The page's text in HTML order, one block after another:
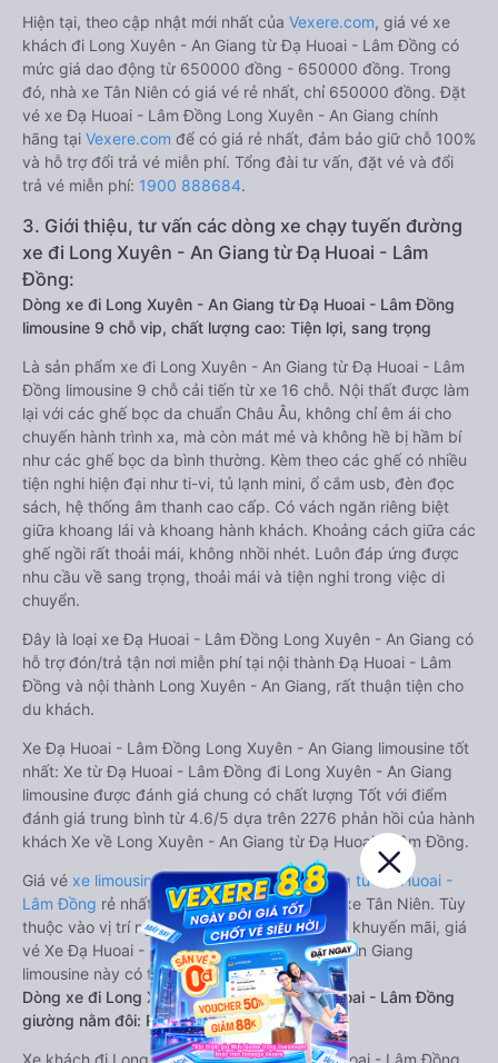
Hiện tại, theo cập nhật mới nhất của Vexere.com, giá vé xe
khách đi Long Xuyên - An Giang từ Đạ Huoai - Lâm Đồng có
mức giá dao động từ 650000 đồng - 650000 đồng. Trong
đó, nhà xe Tân Niên có giá vé rẻ nhất, chỉ 650000 đồng. Đặt
vé xe Đạ Huoai - Lâm Đồng Long Xuyên - An Giang chính
hãng tại Vexere.com để có giá rẻ nhất, đảm bảo giữ chỗ 100%
và hỗ trợ đổi trả vé miễn phí. Tổng đài tư vấn, đặt vé và đổi
trả vé miễn phí: 1900 888684.
3. Giới thiệu, tư vấn các dòng xe chạy tuyến đường
xe đi Long Xuyên - An Giang từ Đạ Huoai - Lâm
Đồng:
Dòng xe đi Long Xuyên - An Giang từ Đạ Huoai - Lâm Đồng
limousine 9 chỗ vip, chất lượng cao: Tiện lợi, sang trọng
Là sản phẩm xe đi Long Xuyên - An Giang từ Đạ Huoai - Lâm
Đồng limousine 9 chỗ cải tiến từ xe 16 chỗ. Nội thất được làm
lại với các ghế bọc da chuẩn Châu Âu, không chỉ êm ái cho
chuyến hành trình xa, mà còn mát mẻ và không hề bị hầm bí
như các ghế bọc da bình thường. Kèm theo các ghế có nhiều
tiện nghi hiện đại như ti-vi, tủ lạnh mini, ổ cắm usb, đèn đọc
sách, hệ thống âm thanh cao cấp. Có vách ngăn riêng biệt
giữa khoang lái và khoang hành khách. Khoảng cách giữa các
ghế ngồi rất thoải mái, không nhồi nhét. Luôn đáp ứng được
nhu cầu về sang trọng, thoải mái và tiện nghi trong việc di
chuyển.
Đây là loại xe Đạ Huoai - Lâm Đồng Long Xuyên - An Giang có
hỗ trợ đón/trả tận nơi miễn phí tại nội thành Đạ Huoai - Lâm
Đồng và nội thành Long Xuyên - An Giang, rất thuận tiện cho
du khách.
Xe Đạ Huoai - Lâm Đồng Long Xuyên - An Giang limousine tốt
nhất: Xe từ Đạ Huoai - Lâm Đồng đi Long Xuyên - An Giang
limousine được đánh giá chung có chất lượng Tốt với điểm
đánh giá trung bình từ 4.6/5 dựa trên 2276 phản hồi của hành
khách Xe về Long Xuyên - An Giang từ Đạ Huoai - Lâm Đồng.
Giá vé xe limousine đi Long Xuyên - An Giang từ Đạ Huoai -
Lâm Đồng rẻ nhất là 650000VND của hãng xe Tân Niên. Tùy
thuộc vào vị trí ngồi của bạn và chương trình khuyến mãi, giá
vé Xe Đạ Huoai - Lâm Đồng đi Long Xuyên - An Giang
limousine này có thể sẽ rẻ hơn
Dòng xe đi Long Xuyên - An Giang từ Đạ Huoai - Lâm Đồng
giường nằm đôi: Riêng tư, đầy đủ tiện nghi
Xe khách đi Long Xuyên - An Giang từ Đạ Huoai - Lâm Đồng